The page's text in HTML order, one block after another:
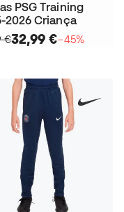
PSG Training
2026 Criança
€32,99 €−45%